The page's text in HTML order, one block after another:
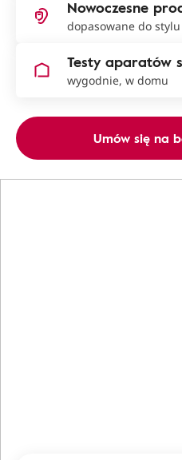
Nowoczesne
dopasowane do stylu
Testy aparatów
wygodnie, w domu
Umów się na